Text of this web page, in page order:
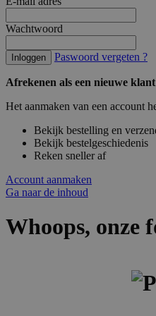
Wachtwoord
Inloggen Paswoord vergeten ?
Afrekenen als een nieuwe klant
Het aanmaken van een account
Bekijk bestelling en
Bekijk bestelgeschiedenis
Reken sneller af
Account aanmaken
Ga naar de inhoud
Whoops, onze